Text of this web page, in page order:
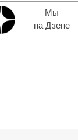
Мы
на Дзене